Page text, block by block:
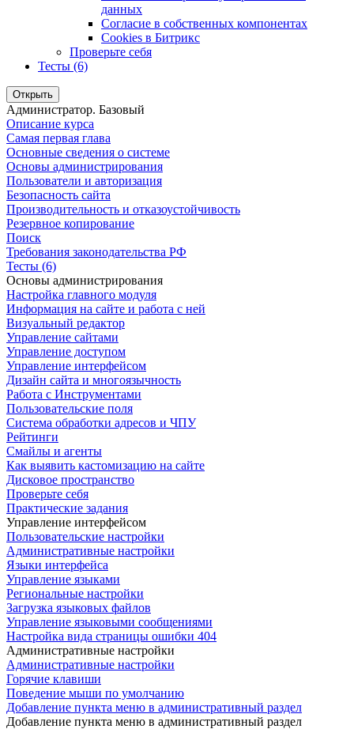
данных
Согласие в собственных компонентах
Cookies в Битрикс
Проверьте себя
Тесты (6)
Открыть
Администратор. Базовый
Описание курса
Самая первая глава
Основные сведения о системе
Основы администрирования
Пользователи и авторизация
Безопасность сайта
Производительность и отказоустойчивость
Резервное копирование
Поиск
Требования законодательства РФ
Тесты (6)
Основы администрирования
Настройка главного модуля
Информация на сайте и работа с ней
Визуальный редактор
Управление сайтами
Управление доступом
Управление интерфейсом
Дизайн сайта и многоязычность
Работа с Инструментами
Пользовательские поля
Система обработки адресов и ЧПУ
Рейтинги
Смайлы и агенты
Как выявить кастомизацию на сайте
Дисковое пространство
Проверьте себя
Практические задания
Управление интерфейсом
Пользовательские настройки
Административные настройки
Языки интерфейса
Управление языками
Региональные настройки
Загрузка языковых файлов
Управление языковыми сообщениями
Настройка вида страницы ошибки 404
Административные настройки
Административные настройки
Горячие клавиши
Поведение мыши по умолчанию
Добавление пункта меню в административный раздел
Добавление пункта меню в административный раздел